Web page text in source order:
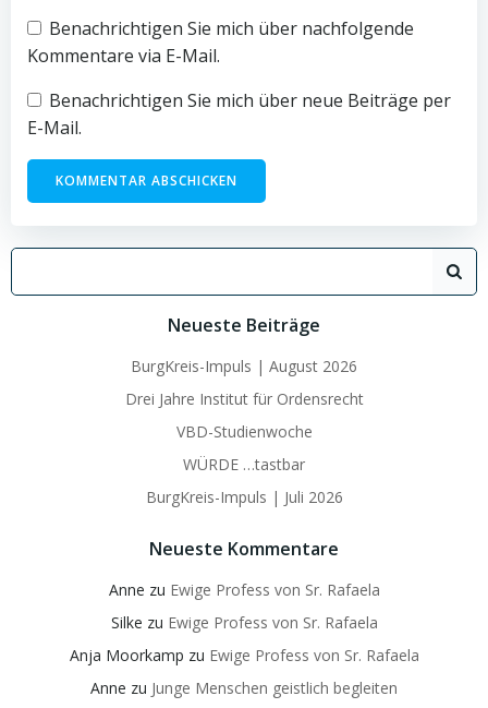
Benachrichtigen Sie mich über nachfolgende
Kommentare via E-Mail.
Benachrichtigen Sie mich über neue Beiträge per
E-Mail.
for:
Neueste Beiträge
BurgKreis-Impuls | August 2026
Drei Jahre Institut für Ordensrecht
VBD-Studienwoche
WÜRDE …tastbar
BurgKreis-Impuls | Juli 2026
Neueste Kommentare
Anne zu Ewige Profess von Sr. Rafaela
Silke zu Ewige Profess von Sr. Rafaela
Anja Moorkamp zu Ewige Profess von Sr. Rafaela
Anne zu Junge Menschen geistlich begleiten